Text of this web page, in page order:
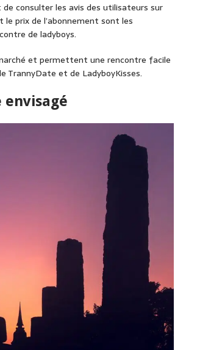
de consulter les avis des utilisateurs sur
le prix de l’abonnement sont les
de ladyboys.
et permettent une rencontre facile
TrannyDate et de LadyboyKisses.